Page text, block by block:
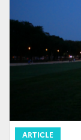
ARTICLE